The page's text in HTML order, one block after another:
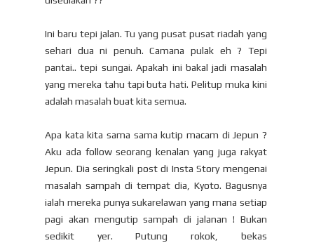
Ini baru tepi jalan. Tu yang pusat pusat riadah yang
sehari dua ni penuh. Camana pulak eh ? Tepi
pantai.. tepi sungai. Apakah ini bakal jadi masalah
yang mereka tahu tapi buta hati. Pelitup muka kini
adalah masalah buat kita semua.
Apa kata kita sama sama kutip macam di Jepun ?
Aku ada follow seorang kenalan yang juga rakyat
Jepun. Dia seringkali post di Insta Story mengenai
masalah sampah di tempat dia, Kyoto. Bagusnya
ialah mereka punya sukarelawan yang mana setiap
pagi akan mengutip sampah di jalanan ! Bukan
sedikit yer. Putung rokok, bekas